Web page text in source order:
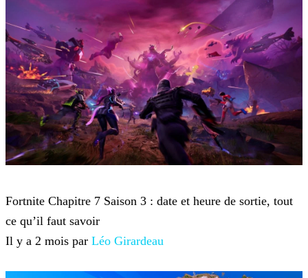
Fortnite Chapitre 7 Saison 3 : date et heure de sortie, tout
ce qu’il faut savoir
Il y a 2 mois par Léo Girardeau